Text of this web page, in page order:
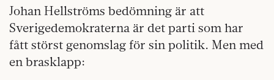
Johan Hellströms bedömning är att
Sverigedemokraterna är det parti som har
fått störst genomslag för sin politik. Men med
en brasklapp: